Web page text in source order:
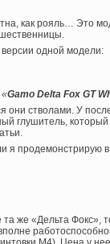
как рояль… Это
одной модели:
«Gamo Delta Fox GT
они стволами. У
глушитель,
продемонстрирую в
та же «Дельта